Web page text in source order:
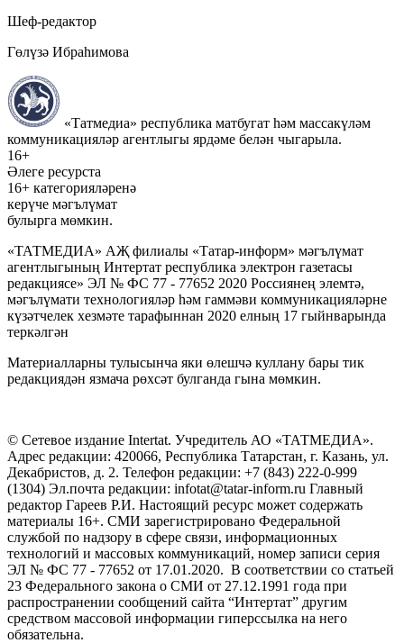
Шеф-редактор
Гөлүзә Ибраһимова
«Татмедиа» республика матбугат һәм массакүләм
коммуникацияләр агентлыгы ярдәме белән чыгарыла.
16+
Әлеге ресурста
16+ категорияләренә
керүче мәгълүмат
булырга мөмкин.
«ТАТМЕДИА» АҖ филиалы «Татар-информ» мәгълүмат
агентлыгының Интертат республика электрон газетасы
редакциясе» ЭЛ № ФС 77 - 77652 2020 Россиянең элемтә,
мәгълүмати технологияләр һәм гаммәви коммуникацияләрне
күзәтчелек хезмәте тарафыннан 2020 елның 17 гыйнварында
теркәлгән
Материалларны тулысынча яки өлешчә куллану бары тик
редакциядән язмача рөхсәт булганда гына мөмкин.
© Сетевое издание Intertat. Учредитель АО «ТАТМЕДИА».
Адрес редакции: 420066, Республика Татарстан, г. Казань, ул.
Декабристов, д. 2. Телефон редакции: +7 (843) 222-0-999
(1304) Эл.почта редакции: infotat@tatar-inform.ru Главный
редактор Гареев Р.И. Настоящий ресурс может содержать
материалы 16+. СМИ зарегистрировано Федеральной
службой по надзору в сфере связи, информационных
технологий и массовых коммуникаций, номер записи серия
ЭЛ № ФС 77 - 77652 от 17.01.2020. В соответствии со статьей
23 Федерального закона о СМИ от 27.12.1991 года при
распространении сообщений сайта “Интертат” другим
средством массовой информации гиперссылка на него
обязательна.